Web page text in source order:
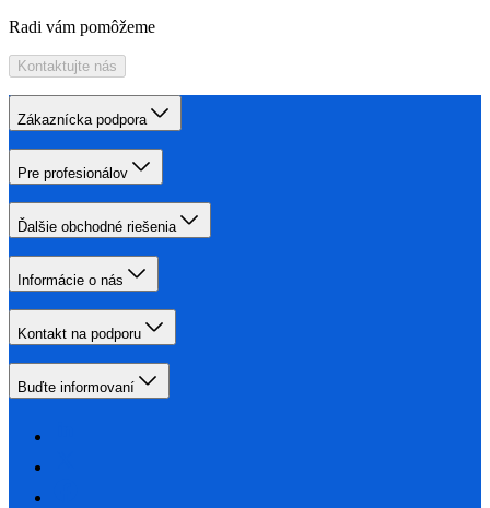
Radi vám pomôžeme
Kontaktujte nás
Zákaznícka podpora
Pre profesionálov
Ďalšie obchodné riešenia
Informácie o nás
Kontakt na podporu
Buďte informovaní